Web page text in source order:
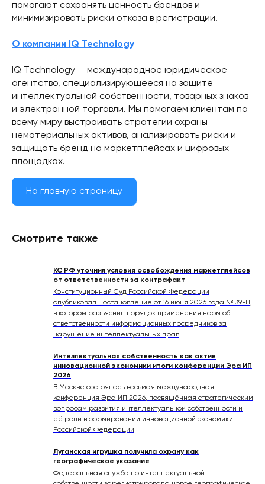
помогают сохранять ценность брендов и
минимизировать риски отказа в регистрации.
О компании IQ Technology
IQ Technology — международное юридическое
агентство, специализирующееся на защите
интеллектуальной собственности, товарных знаков
и электронной торговли. Мы помогаем клиентам по
всему миру выстраивать стратегии охраны
нематериальных активов, анализировать риски и
защищать бренд на маркетплейсах и цифровых
площадках.
На главную страницу
Смотрите также
КС РФ уточнил условия освобождения маркетплейсов
от ответственности за контрафакт
Конституционный Суд Российской Федерации
опубликовал Постановление от 16 июня 2026 года № 39-П,
в котором разъяснил порядок применения норм об
ответственности информационных посредников за
нарушение интеллектуальных прав
Интеллектуальная собственность как актив
инновационной экономики итоги конференции Эра ИП
2026
В Москве состоялась восьмая международная
конференция Эра ИП 2026, посвящённая стратегическим
вопросам развития интеллектуальной собственности и
её роли в формировании инновационной экономики
Российской Федерации
Луганская игрушка получила охрану как
географическое указание
Федеральная служба по интеллектуальной